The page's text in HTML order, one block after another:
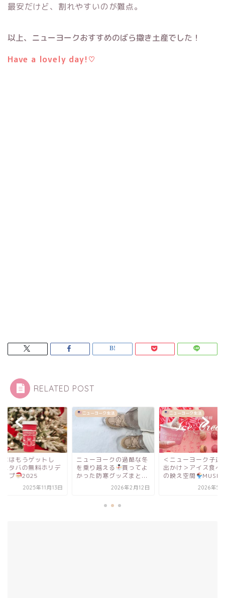
最安だけど、割れやすいのが難点。
以上、ニューヨークおすすめのばら撒き土産でした！
Have a lovely day!♡
RELATED POST
ーヨーク生活
ヨークの過酷な冬
り越える
買ってよ
防寒グッズまと...
2026年2月12日
ニューヨーク生活
＜ニューヨーク子連れお
出かけ＞アイス食べ放題
の映え空間
MUSEU...
2026年5月20日
カフェ
みんなはもうゲット
た？スタバの無料ホ
ーカップ
2025
2025年11